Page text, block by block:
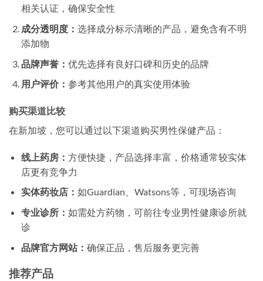
相关认证，确保安全性
成分透明度： 选择成分标示清晰的产品，避免含有不明
添加物
品牌声誉： 优先选择有良好口碑和历史的品牌
用户评价： 参考其他用户的真实使用体验
购买渠道比较
在新加坡，您可以通过以下渠道购买男性保健产品：
线上药房： 方便快捷，产品选择丰富，价格通常较实体
店更有竞争力
实体药妆店： 如Guardian、Watsons等，可现场咨询
专业诊所： 如需处方药物，可前往专业男性健康诊所就
诊
品牌官方网站： 确保正品，售后服务更完善
推荐产品